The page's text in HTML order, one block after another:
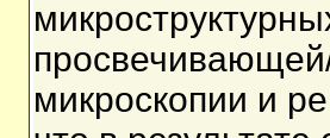
микроскопии и